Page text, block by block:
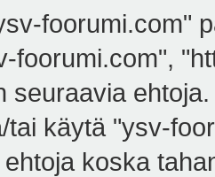
foorumi.com"
foorumi.com",
seuraavia
tai käytä "ysv-
koska